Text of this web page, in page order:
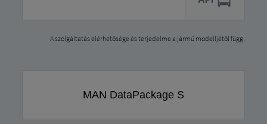
A szolgáltatás elérhetősége és terjedelme a jármű modelljétől függ.
MAN DataPackage S